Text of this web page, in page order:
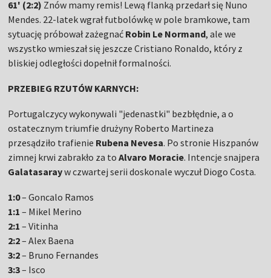
61' (2:2) Znów mamy remis! Lewą flanką przedarł się Nuno
Mendes. 22-latek wgrał futbolówkę w pole bramkowe, tam
sytuację próbował zażegnać Robin Le Normand, ale we
wszystko wmieszał się jeszcze Cristiano Ronaldo, który z
bliskiej odległości dopełnił formalności.
PRZEBIEG RZUTÓW KARNYCH:
Portugalczycy wykonywali "jedenastki" bezbłędnie, a o
ostatecznym triumfie drużyny Roberto Martineza
przesądziło trafienie Rubena Nevesa. Po stronie Hiszpanów
zimnej krwi zabrakło za toAlvaro Moracie. Intencje snajpera
Galatasarayw czwartej serii doskonale wyczuł Diogo Costa.
1:0– Goncalo Ramos
1:1 – Mikel Merino
2:1 – Vitinha
2:2– Alex Baena
3:2– Bruno Fernandes
3:3– Isco